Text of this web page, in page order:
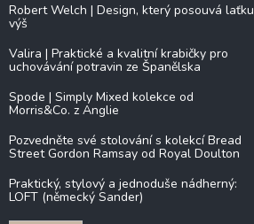
Robert Welch | Design, který posouvá laťku
výš
Valira | Praktické a kvalitní krabičky pro
uchovávání potravin ze Španělska
Spode | Simply Mixed kolekce od
Morris&Co. z Anglie
Pozvedněte své stolování s kolekcí Bread
Street Gordon Ramsay od Royal Doulton
Praktický, stylový a jednoduše nádherný:
LOFT (německý Sander)